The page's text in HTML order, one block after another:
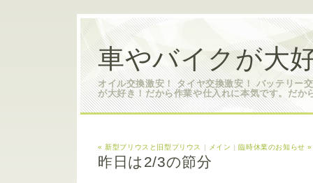
車やバイクが大
オイル交換激安！ タイヤ交換激安！ バッテリー
が大好き！だから作業や仕入れに本気です。だか
« 新型プリウスと旧型プリウス | メイン |臨時休業のお知らせ »
昨日は2/3の節分